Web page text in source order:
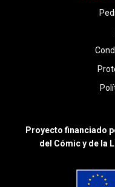
Proyecto financiado
del Cómic y de la